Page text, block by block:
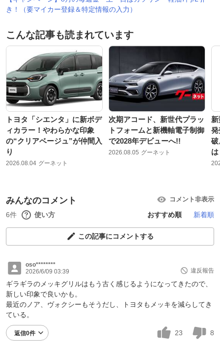
き！（要マイカー登録＆特定情報の入力）
こんな記事も読まれています
トヨタ「シエンタ」に新ボデ
ィカラー！やわらかな印象
の“クリアベージュ”が仲間入
り
2026.08.04 グーネット
次期アコード、新世代プラッ
トフォームと新機軸電子制御
で2028年デビューへ!!
2026.08.05 グーネット
発
破
みんなのコメント コメント非表示
6件 使い方 おすすめ順 新着順
この記事にコメントする
oso********
2026/6/09 03:39
違反報告
ギラギラのメッキグリルはもう古く感じるようになってきたので、
新しい印象で良いかも。
最近のノア、ヴォクシーもそうだし、トヨタもメッキを減らしてき
ている。
返信0件 23 8